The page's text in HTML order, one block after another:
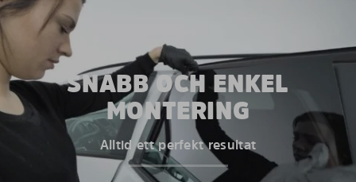
SNABB OCH ENKEL
MONTERING
Alltid ett perfekt resultat